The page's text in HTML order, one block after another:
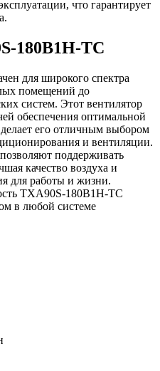
что гарантирует
180B1H-TC
для широкого спектра
помещений до
систем. Этот вентилятор
обеспечения оптимальной
его отличным выбором
и вентиляции.
поддерживать
качество воздуха и
для работы и жизни.
TXA90S-180B1H-TC
в любой системе